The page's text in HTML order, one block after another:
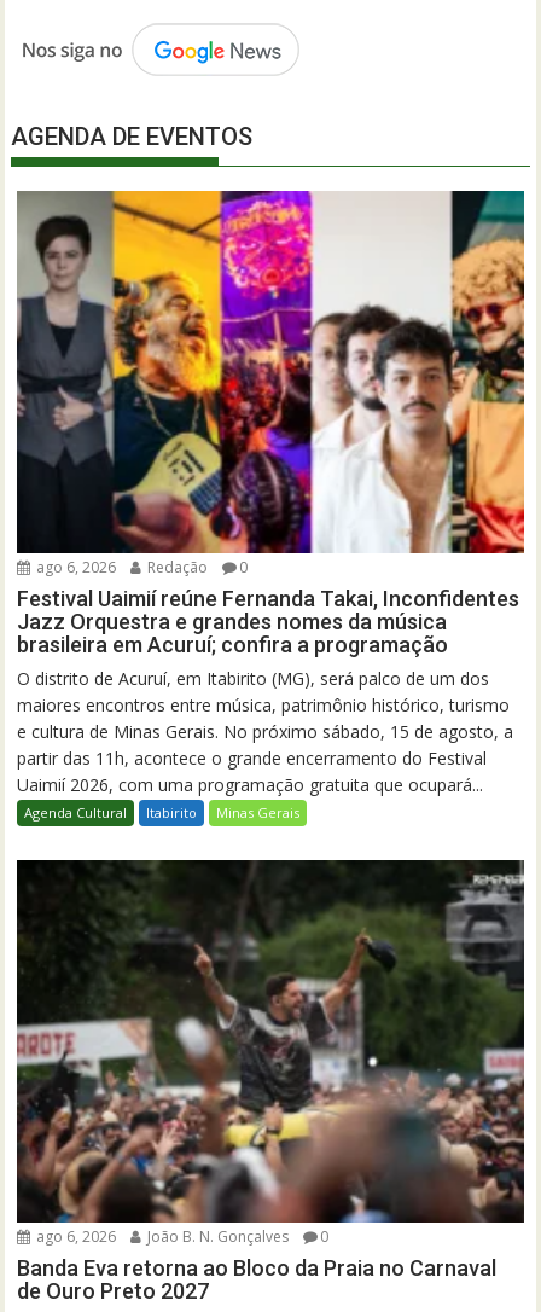
AGENDA DE EVENTOS
ago 6, 2026 Redação 0
Festival Uaimií reúne Fernanda Takai, Inconfidentes
Jazz Orquestra e grandes nomes da música
brasileira em Acuruí; confira a programação
O distrito de Acuruí, em Itabirito (MG), será palco de um dos
maiores encontros entre música, patrimônio histórico, turismo
e cultura de Minas Gerais. No próximo sábado, 15 de agosto, a
partir das 11h, acontece o grande encerramento do Festival
Uaimií 2026, com uma programação gratuita que ocupará...
Agenda Cultural Itabirito Minas Gerais
ago 6, 2026 João B. N. Gonçalves 0
Banda Eva retorna ao Bloco da Praia no Carnaval
de Ouro Preto 2027